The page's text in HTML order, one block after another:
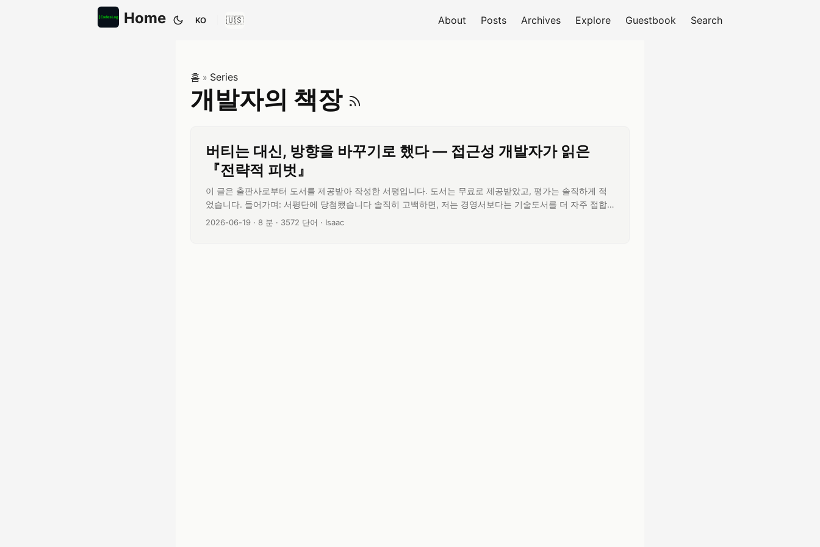
Home KO About Posts Archives Explore Guestbook Search
홈 » Series
개발자의 책장
버티는 대신, 방향을 바꾸기로 했다 — 접근성 개발자가 읽은
『전략적 피벗』
이 글은 출판사로부터 도서를 제공받아 작성한 서평입니다. 도서는 무료로 제공받았고, 평가는 솔직하게 적
었습니다. 들어가며: 서평단에 당첨됐습니다 솔직히 고백하면, 저는 경영서보다는 기술도서를 더 자주 접합
니다. 내가 가지고 있는 종이책과 전자책 대부분이 웹표준, 접근성, 자바스크립트 같은 것들이거든요. 그런데
글 작성일:
2026-06-19 · 글 읽기 시간:
8 분 · 글 단어 수:
3572 단어 · 글쓴이:
Isaac